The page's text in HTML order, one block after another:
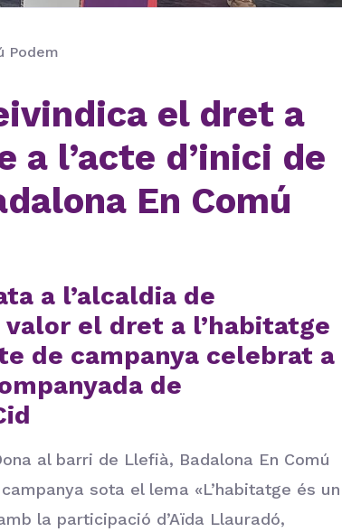
Podem
el dret a
a l’acte d’inici de
En Comú
a l’alcaldia de
el dret a l’habitatge
de campanya celebrat a
de
al barri de Llefià, Badalona En Comú
sota el lema «L’habitatge és un
la participació d’Aïda Llauradó,